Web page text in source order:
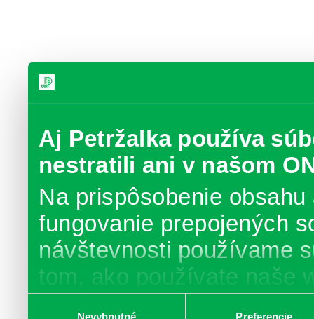
Aj Petržalka používa
nestratili ani v našom
Na prispôsobenie
fungovanie prepojených
návštevnosti používame
tom, ako používate naše
Nevyhnutné Preferencie